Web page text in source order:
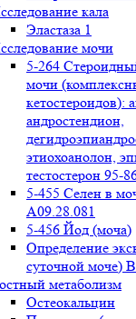
кала
Эластаза 1
мочи
5-264
мочи
кетостероидов):
андростендион,
этиохоанолон,
тестостерон 95-
5-455 Селен в
A09.28.081
5-456 Йод (моча)
Определение
суточной моче)
метаболизм
Остеокальцин